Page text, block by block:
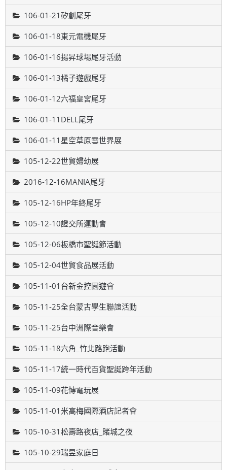
106-01-21矽創尾牙
106-01-18東元電機尾牙
106-01-16揚昇球場尾牙活動
106-01-13橘子遊戲尾牙
106-01-12六福皇宮尾牙
106-01-11DELL尾牙
106-01-11星空草原雪世界展
105-12-22世貿婦幼展
2016-12-16MANIA尾牙
105-12-16HP年終尾牙
105-12-10證交所運動會
105-12-06板橋市聖誕節活動
105-12-04世貿食品展活動
105-11-01台新金控園遊會
105-11-25全台蒙古學生聯誼活動
105-11-25台中洲際音樂會
105-11-18六角_竹北路跑活動
105-11-17統一時代百貨聖誕跨年活動
105-11-09花慱電玩展
105-11-01米高梅國際酒店記者會
105-10-31松壽路夜店_賭城之夜
105-10-29瑞昱家庭日